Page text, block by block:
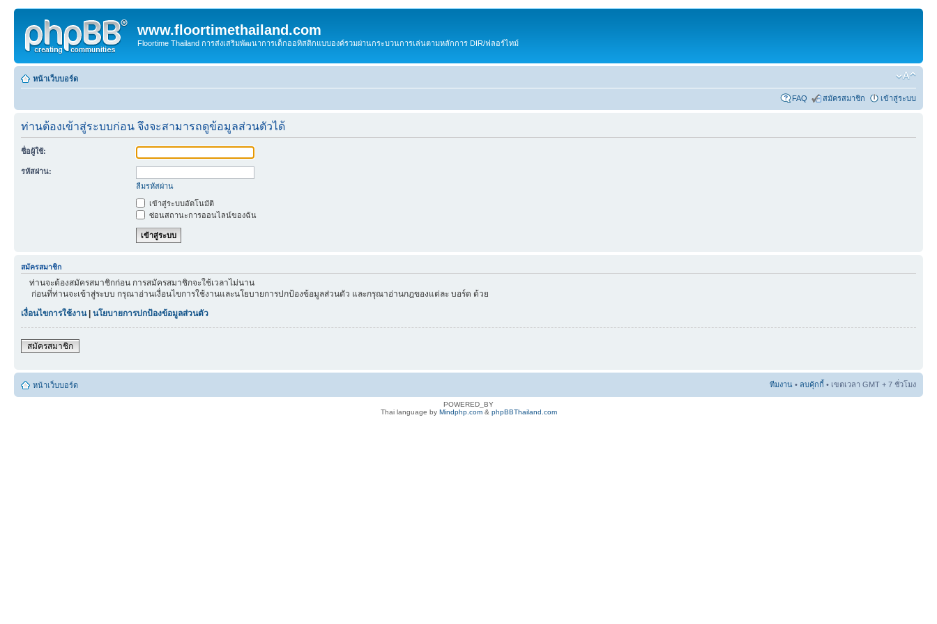
www.floortimethailand.com
Floortime Thailand การส่งเสริมพัฒนาการเด็กออทิสติกแบบองค์รวมผ่านกระบวนการเล่นตามหลักการ DIR/ฟลอร์ไทม์
หน้าเว็บบอร์ด
FAQ สมัครสมาชิก เข้าสู่ระบบ
ท่านต้องเข้าสู่ระบบก่อน จึงจะสามารถดูข้อมูลส่วนตัวได้
ชื่อผู้ใช้:
รหัสผ่าน:
ลืมรหัสผ่าน
เข้าสู่ระบบอัตโนมัติ
ซ่อนสถานะการออนไลน์ของฉัน
สมัครสมาชิก
ท่านจะต้องสมัครสมาชิกก่อน การสมัครสมาชิกจะใช้เวลาไม่นาน
ก่อนที่ท่านจะเข้าสู่ระบบ กรุณาอ่านเงื่อนไขการใช้งานและนโยบายการปกป้องข้อมูลส่วนตัว และกรุณาอ่านกฎของแต่ละ บอร์ด ด้วย
เงื่อนไขการใช้งาน| นโยบายการปกป้องข้อมูลส่วนตัว
สมัครสมาชิก
หน้าเว็บบอร์ด ทีมงาน • ลบคุ้กกี้ • เขตเวลา GMT + 7 ชั่วโมง
POWERED_BY
Thai language by Mindphp.com& phpBBThailand.com